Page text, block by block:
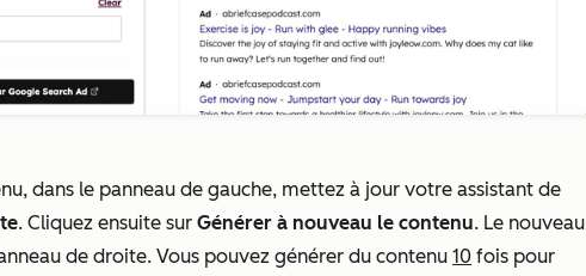
dans le panneau de gauche, mettez à jour votre assistant de
. Cliquez ensuite sur Générer à nouveau le contenu. Le nouveau
de droite. Vous pouvez générer du contenu 10 fois pour